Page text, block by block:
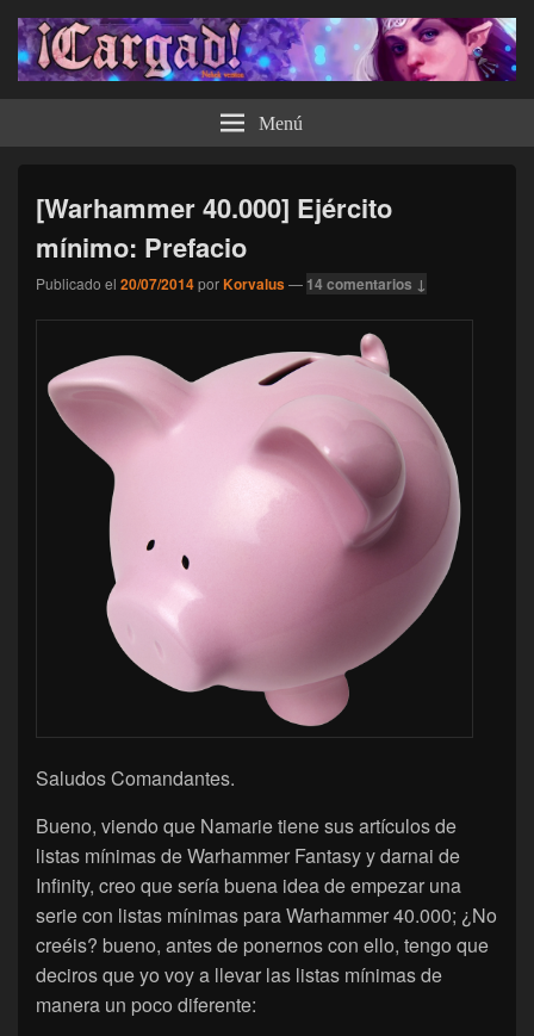
¡Cargad! Menú
[Warhammer 40.000] Ejército
mínimo: Prefacio
Publicado el 20/07/2014porKorvalus— 14 comentarios ↓
Saludos Comandantes.
Bueno, viendo que Namarie tiene sus artículos de
listas mínimas de Warhammer Fantasy y darnai de
Infinity, creo que sería buena idea de empezar una
serie con listas mínimas para Warhammer 40.000; ¿No
creéis? bueno, antes de ponernos con ello, tengo que
deciros que yo voy a llevar las listas mínimas de
manera un poco diferente: